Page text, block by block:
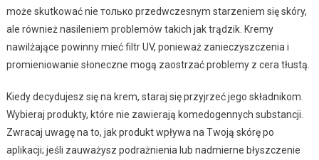
może skutkować nie только przedwczesnym starzeniem się skóry,
ale również nasileniem problemów takich jak trądzik. Kremy
nawilżające powinny mieć filtr UV, ponieważ zanieczyszczenia i
promieniowanie słoneczne mogą zaostrzać problemy z cera tłustą.
Kiedy decydujesz się na krem, staraj się przyjrzeć jego składnikom.
Wybieraj produkty, które nie zawierają komedogennych substancji.
Zwracaj uwagę na to, jak produkt wpływa na Twoją skórę po
aplikacji; jeśli zauważysz podrażnienia lub nadmierne błyszczenie